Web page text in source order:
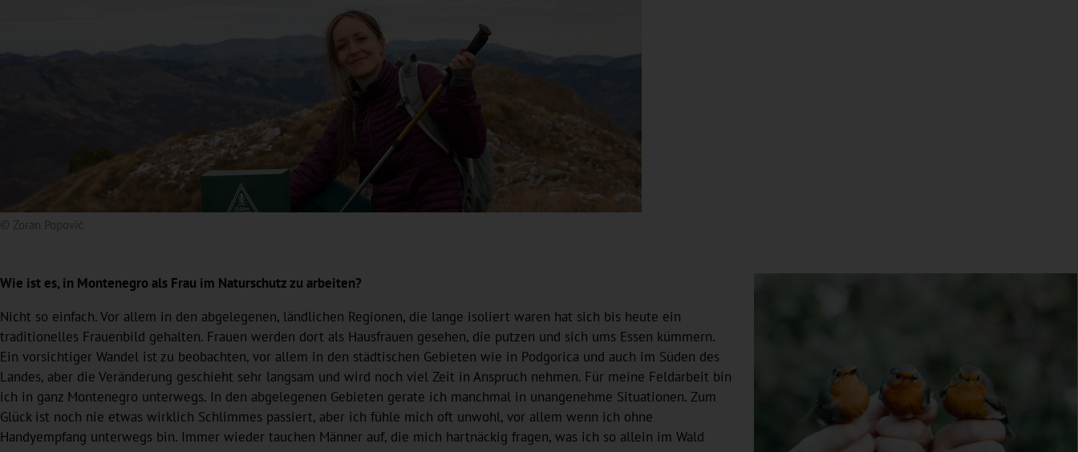
© Zoran Popović
Wie ist es, in Montenegro als Frau im Naturschutz zu arbeiten?
Nicht so einfach. Vor allem in den abgelegenen, ländlichen Regionen, die lange isoliert waren hat sich bis heute ein
traditionelles Frauenbild gehalten. Frauen werden dort als Hausfrauen gesehen, die putzen und sich ums Essen kümmern.
Ein vorsichtiger Wandel ist zu beobachten, vor allem in den städtischen Gebieten wie in Podgorica und auch im Süden des
Landes, aber die Veränderung geschieht sehr langsam und wird noch viel Zeit in Anspruch nehmen. Für meine Feldarbeit bin
ich in ganz Montenegro unterwegs. In den abgelegenen Gebieten gerate ich manchmal in unangenehme Situationen. Zum
Glück ist noch nie etwas wirklich Schlimmes passiert, aber ich fühle mich oft unwohl, vor allem wenn ich ohne
Handyempfang unterwegs bin. Immer wieder tauchen Männer auf, die mich hartnäckig fragen, was ich so allein im Wald